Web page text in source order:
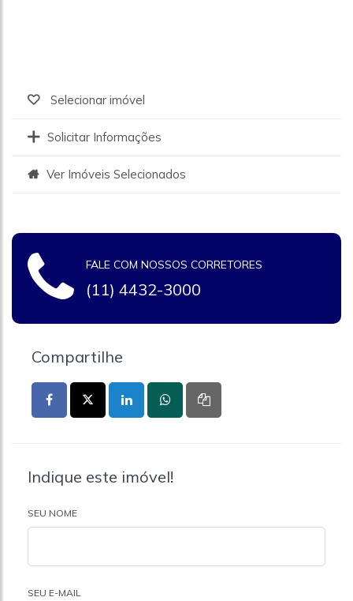
Selecionar imóvel
Solicitar Informações
Ver Imóveis Selecionados
FALE COM NOSSOS CORRETORES
(11) 4432-3000
Compartilhe
Indique este imóvel!
SEU NOME
SEU E-MAIL